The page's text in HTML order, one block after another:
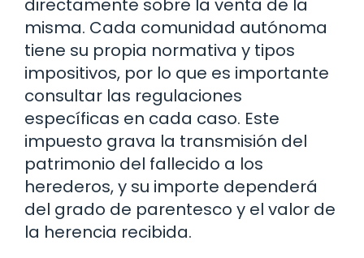
directamente sobre la venta de la
misma. Cada comunidad autónoma
tiene su propia normativa y tipos
impositivos, por lo que es importante
consultar las regulaciones
específicas en cada caso. Este
impuesto grava la transmisión del
patrimonio del fallecido a los
herederos, y su importe dependerá
del grado de parentesco y el valor de
la herencia recibida.